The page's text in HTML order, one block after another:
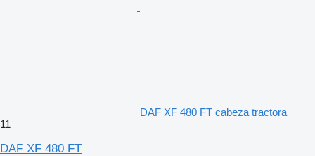
DAF XF 480 FT cabeza tractora
11
DAF XF 480 FT